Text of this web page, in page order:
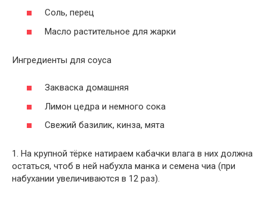
Соль, перец
Масло растительное для жарки
Ингредиенты для соуса
Закваска домашняя
Лимон цедра и немного сока
Свежий базилик, кинза, мята
1. На крупной тёрке натираем кабачки влага в них должна
остаться, чтоб в ней набухла манка и семена чиа (при
набухании увеличиваются в 12 раз).